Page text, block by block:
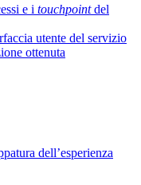
e i touchpointdel
utente del servizio
ottenuta
dell’esperienza